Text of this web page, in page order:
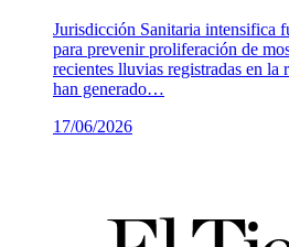
Jurisdicción Sanitaria intensifica
para prevenir proliferación de
recientes lluvias registradas en la
han generado…
17/06/2026